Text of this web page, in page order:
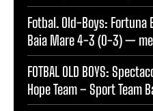
Fotbal. Old-Boys: Fortuna
Baia Mare 4-3 (0-3) —
FOTBAL OLD BOYS:
Hope Team – Sport Team